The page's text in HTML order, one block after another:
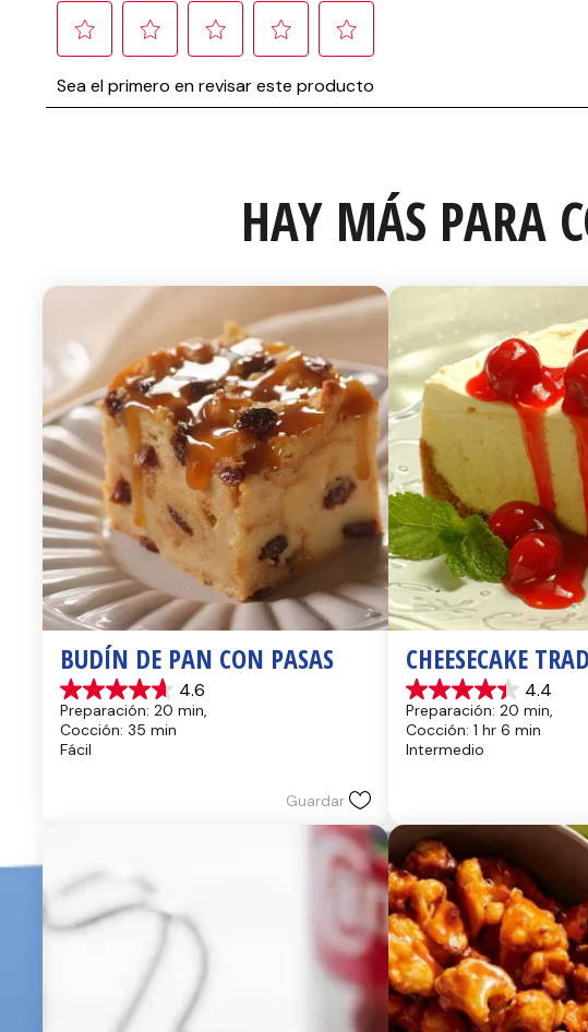
HAY MÁS PARA
BUDÍN DE PAN CON PASAS
4.6
4.6
de
5
estrellas.
Preparación: 20 min,
Cocción: 35 min
Fácil
Guardar
CHEESECAKE
4.4
4.4
de
5
estrellas.
Preparación: 20 min,
Cocción: 1 hr 6 min
Intermedio